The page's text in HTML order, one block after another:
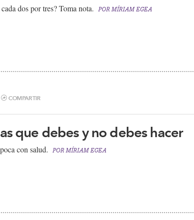
dos por tres?​ Toma nota. POR MÍRIAM EGEA
COMPARTIR
que debes y no debes hacer
con salud. POR MÍRIAM EGEA